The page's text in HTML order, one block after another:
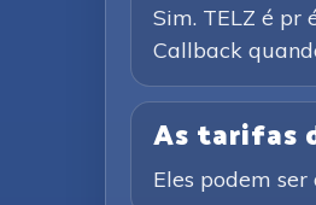
Sim. TELZ é pr
Callback
As tarifas
Eles podem